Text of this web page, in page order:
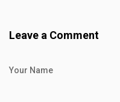
Leave a Comment
Your Name